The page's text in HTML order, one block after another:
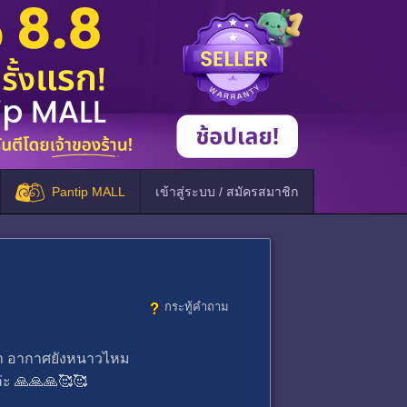
Pantip MALL เข้าสู่ระบบ / สมัครสมาชิก
กระทู้คำถาม
อากาศยังหนาวไหม
🙏🙏🙏🥰🥰